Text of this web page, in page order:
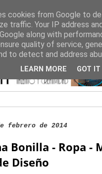
febrero de 2014
Bonilla - Ropa -
Diseño
cookies from Google to
traffic. Your IP address
along with
quality of service,
to detect and address
LEARN MORE GOT IT